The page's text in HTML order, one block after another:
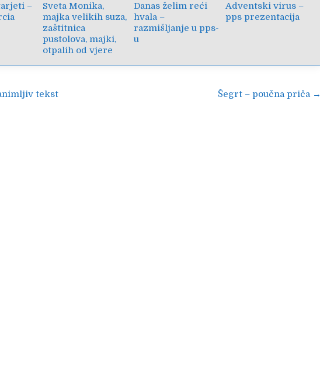
–
Sveta Monika,
majka velikih suza,
zaštitnica
pustolova, majki,
otpalih od vjere
Danas želim reći
hvala –
razmišljanje u pps-
u
Adventski virus –
pps prezentacija
tekst Šegrt – poučna priča →